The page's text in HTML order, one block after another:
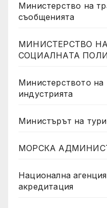
Министерство на
съобщенията
МИНИСТЕРСТВО
СОЦИАЛНАТА
Министерството на
индустрията
Министърът на
МОРСКА
Национална
акредитация